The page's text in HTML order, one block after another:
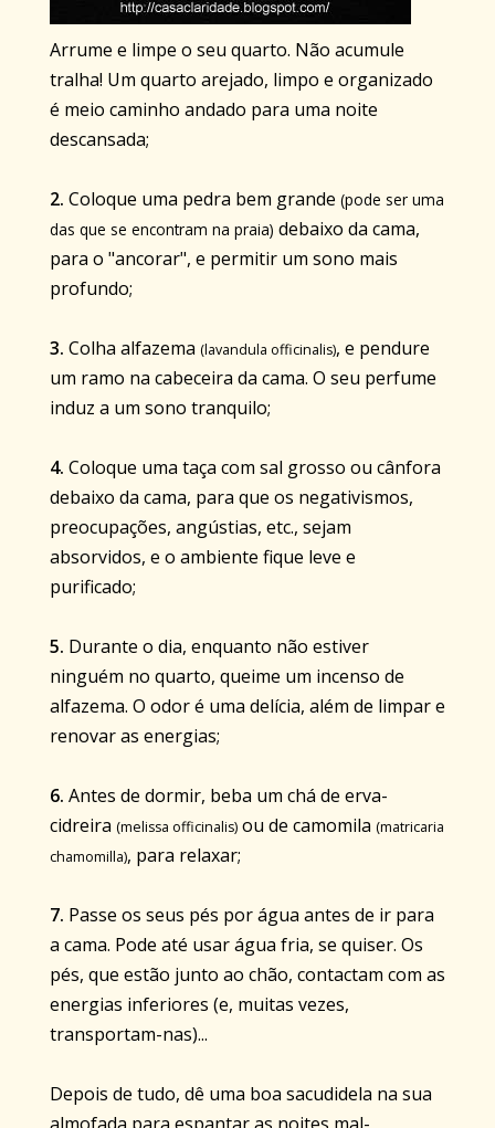
Arrume e limpe o seu quarto. Não acumule
tralha! Um quarto arejado, limpo e organizado
é meio caminho andado para uma noite
descansada;
2. Coloque uma pedra bem grande (pode ser uma
das que se encontram na praia) debaixo da cama,
para o "ancorar", e permitir um sono mais
profundo;
3. Colha alfazema (lavandula officinalis), e pendure
um ramo na cabeceira da cama. O seu perfume
induz a um sono tranquilo;
4. Coloque uma taça com sal grosso ou cânfora
debaixo da cama, para que os negativismos,
preocupações, angústias, etc., sejam
absorvidos, e o ambiente fique leve e
purificado;
5. Durante o dia, enquanto não estiver
ninguém no quarto, queime um incenso de
alfazema. O odor é uma delícia, além de limpar e
renovar as energias;
6. Antes de dormir, beba um chá de erva-
cidreira (melissa officinalis) ou de camomila (matricaria
chamomilla), para relaxar;
7. Passe os seus pés por água antes de ir para
a cama. Pode até usar água fria, se quiser. Os
pés, que estão junto ao chão, contactam com as
energias inferiores (e, muitas vezes,
transportam-nas)...
Depois de tudo, dê uma boa sacudidela na sua